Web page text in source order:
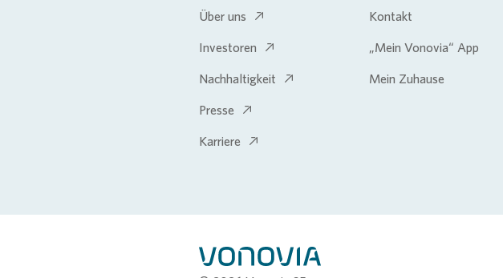
Über uns
Investoren
Nachhaltigkeit
Presse
Karriere
Kontakt
„Mein Vonovia“ App
Mein Zuhause